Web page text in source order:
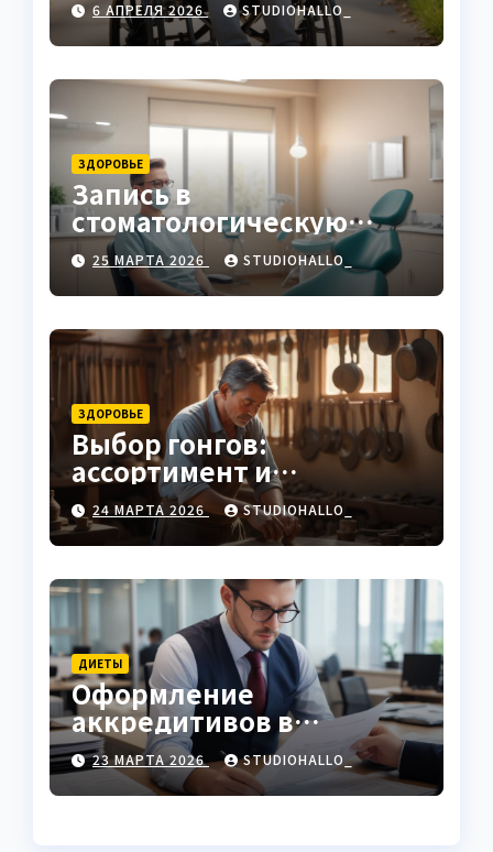
6 АПРЕЛЯ 2026 STUDIOHALLO_
ЗДОРОВЬЕ
Запись в
стоматологическую
клинику
25 МАРТА 2026 STUDIOHALLO_
ЗДОРОВЬЕ
Выбор гонгов:
ассортимент и
характеристики
24 МАРТА 2026 STUDIOHALLO_
ДИЕТЫ
Оформление
аккредитивов в
международной
торговле
23 МАРТА 2026 STUDIOHALLO_